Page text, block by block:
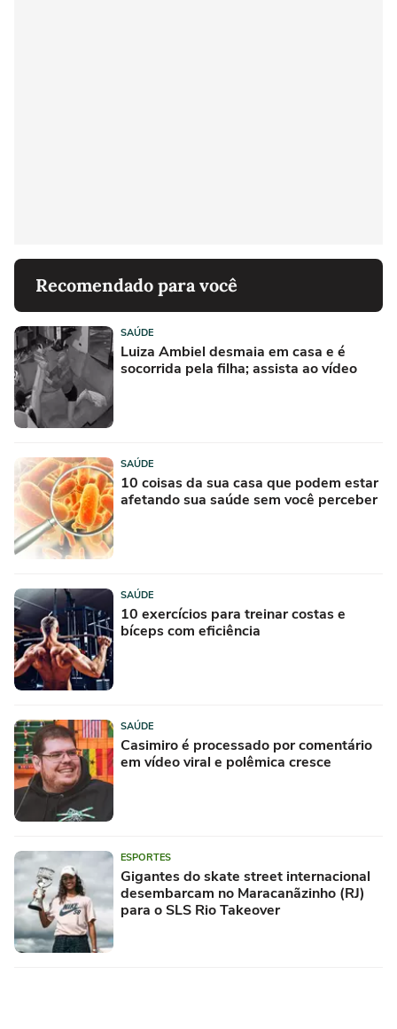
Recomendado para você
SAÚDE
Luiza Ambiel desmaia em casa e é
socorrida pela filha; assista ao vídeo
SAÚDE
10 coisas da sua casa que podem estar
afetando sua saúde sem você perceber
SAÚDE
10 exercícios para treinar costas e
bíceps com eficiência
SAÚDE
Casimiro é processado por comentário
em vídeo viral e polêmica cresce
ESPORTES
Gigantes do skate street internacional
desembarcam no Maracanãzinho (RJ)
para o SLS Rio Takeover